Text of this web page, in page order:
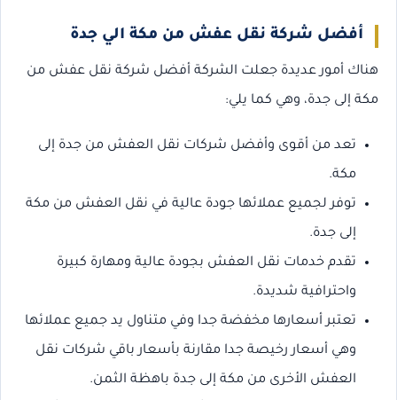
أفضل شركة نقل عفش من مكة الي جدة
هناك أمور عديدة جعلت الشركة أفضل شركة نقل عفش من
مكة إلى جدة، وهي كما يلي:
تعد من أقوى وأفضل شركات نقل العفش من جدة إلى
مكة.
توفر لجميع عملائها جودة عالية في نقل العفش من مكة
إلى جدة.
تقدم خدمات نقل العفش بجودة عالية ومهارة كبيرة
واحترافية شديدة.
تعتبر أسعارها مخفضة جدا وفي متناول يد جميع عملائها
وهي أسعار رخيصة جدا مقارنة بأسعار باقي شركات نقل
العفش الأخرى من مكة إلى جدة باهظة الثمن.